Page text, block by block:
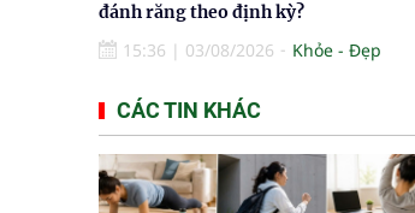
đánh răng theo định kỳ?
15:36 | 03/08/2026 Khỏe - Đẹp
CÁC TIN KHÁC